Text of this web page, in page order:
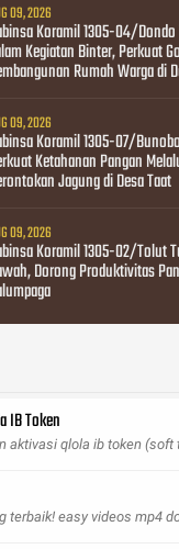
09, 2026
Koramil 1305-04/
Kegiatan Binter, Perkuat
Rumah Warga di
09, 2026
Koramil 1305-07/
Ketahanan Pangan
Jagung di Desa Taat
09, 2026
Koramil 1305-02/Tolut
Dorong Produktivitas
IB Token
aktivasi qlola ib token (soft
terbaik! easy videos mp4